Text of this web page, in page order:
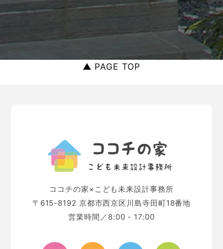
▲ PAGE TOP
ココチの家×こども未来設計事務所
〒615-8192 京都市西京区川島寺田町18番地
営業時間／8:00 - 17:00